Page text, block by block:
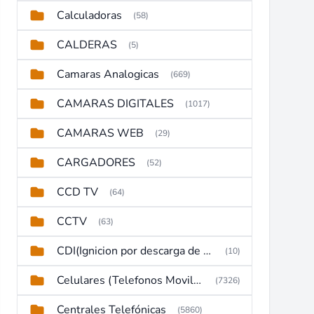
Calculadoras (58)
CALDERAS (5)
Camaras Analogicas (669)
CAMARAS DIGITALES (1017)
CAMARAS WEB (29)
CARGADORES (52)
CCD TV (64)
CCTV (63)
CDI(Ignicion por descarga de capacitor) (10)
Celulares (Telefonos Moviles) (7326)
Centrales Telefónicas (5860)